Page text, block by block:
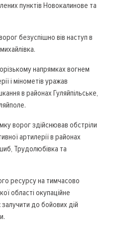
пунктів Новокалинове та
безуспішно вів наступ в
напрямках вогнем
і мінометів уражав
в районах Гуляйпільське,
ворог здійснював обстріли
артилерії в районах
Трудолюбівка та
ресурсу на тимчасово
області окупаційне
до бойових дій